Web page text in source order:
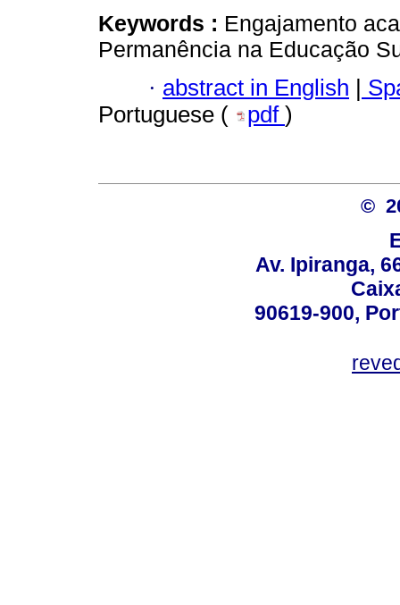
Keywords : Engajamento
Permanência na Educação
· abstract in English |
Portuguese (
pdf )
©
Av. Ipiranga,
90619-900,